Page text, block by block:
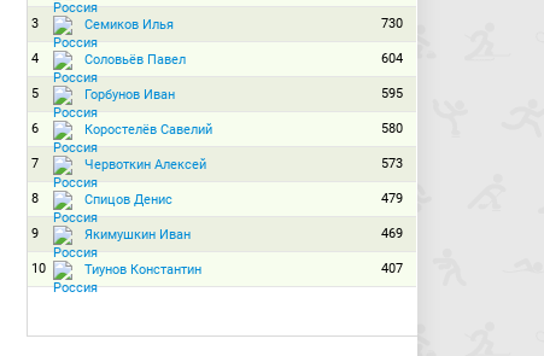
3 Семиков Илья 730
4 Соловьёв Павел 604
5 Горбунов Иван 595
6 Коростелёв Савелий 580
7 Червоткин Алексей 573
8 Спицов Денис 479
9 Якимушкин Иван 469
10 Тиунов Константин 407